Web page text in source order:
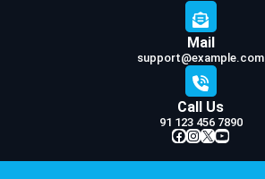
Mail
support@example.com
Call Us
91 123 456 7890
Facebook InstagramX YouTube